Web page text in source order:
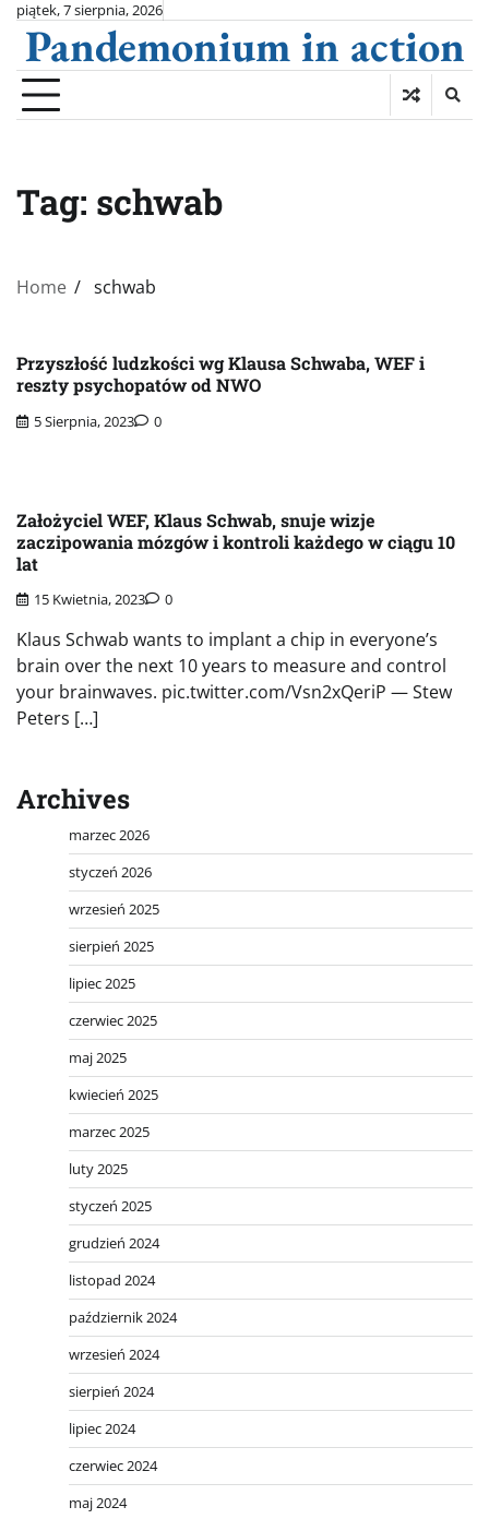
Skip
content
piątek, 7 sierpnia, 2026
Pandemonium in action
Tag: schwab
Home schwab
Przyszłość ludzkości wg Klausa Schwaba, WEF i
reszty psychopatów od NWO
5 Sierpnia, 2023 0
Założyciel WEF, Klaus Schwab, snuje wizje
zaczipowania mózgów i kontroli każdego w ciągu 10
lat
15 Kwietnia, 2023 0
Klaus Schwab wants to implant a chip in everyone’s
brain over the next 10 years to measure and control
your brainwaves. pic.twitter.com/Vsn2xQeriP — Stew
Peters […]
Archives
marzec 2026
styczeń 2026
wrzesień 2025
sierpień 2025
lipiec 2025
czerwiec 2025
maj 2025
kwiecień 2025
marzec 2025
luty 2025
styczeń 2025
grudzień 2024
listopad 2024
październik 2024
wrzesień 2024
sierpień 2024
lipiec 2024
czerwiec 2024
maj 2024